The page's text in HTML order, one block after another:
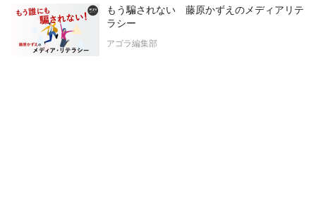
もう騙されない 藤原かずえのメディアリテ
ラシー
アゴラ編集部